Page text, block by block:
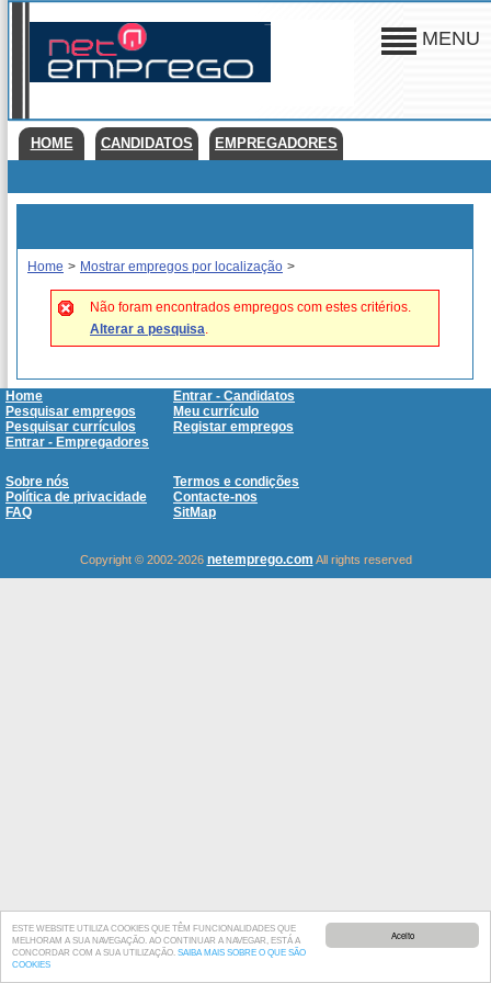
Aceito
ESTE WEBSITE UTILIZA COOKIES QUE TÊM FUNCIONALIDADES QUE
MELHORAM A SUA NAVEGAÇÃO. AO CONTINUAR A NAVEGAR, ESTÁ A
CONCORDAR COM A SUA UTILIZAÇÃO. SAIBA MAIS SOBRE O QUE SÃO
COOKIES
MENU
HOME CANDIDATOS EMPREGADORES
Home > Mostrar empregos por localização >
Não foram encontrados empregos com estes critérios.
Alterar a pesquisa.
Home
Entrar - Candidatos
Pesquisar empregos
Meu currículo
Pesquisar currículos
Registar empregos
Entrar - Empregadores
Sobre nós
Termos e condições
Política de privacidade
Contacte-nos
FAQ
SitMap
Copyright © 2002-2026 netemprego.com All rights reserved